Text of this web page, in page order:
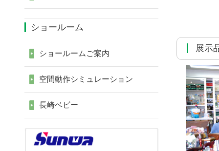
展
ショールーム
ショールームご案内
空間動作シミュレーション
長崎ベビー